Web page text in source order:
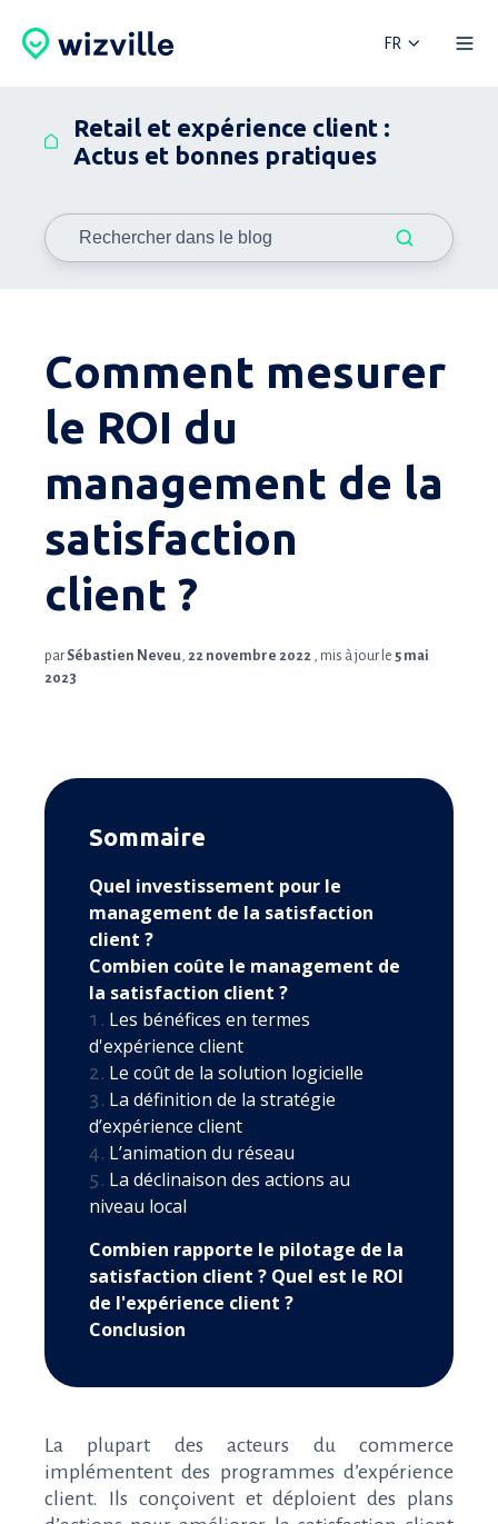
FR
Retail et expérience client :
Actus et bonnes pratiques
Comment mesurer
le ROI du
management de la
satisfaction
client ?
parSébastien Neveu, 22 novembre 2022 , mis à jour le 5 mai
2023
Sommaire
Quel investissement pour le
management de la satisfaction
client ?
Combien coûte le management de
la satisfaction client ?
Les bénéfices en termes
d'expérience client
Le coût de la solution logicielle
La définition de la stratégie
d’expérience client
L’animation du réseau
La déclinaison des actions au
niveau local
Combien rapporte le pilotage de la
satisfaction client ? Quel est le ROI
de l'expérience client ?
Conclusion
La plupart des acteurs du commerce
implémentent des programmes d’expérience
client. Ils conçoivent et déploient des plans